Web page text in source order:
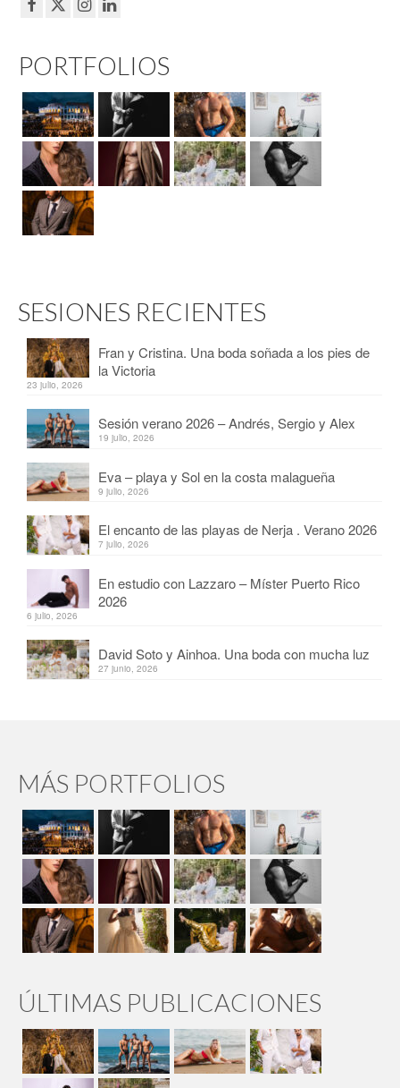
PORTFOLIOS
SESIONES RECIENTES
Fran y Cristina. Una boda soñada a los pies de
la Victoria
23 julio, 2026
Sesión verano 2026 – Andrés, Sergio y Alex
19 julio, 2026
Eva – playa y Sol en la costa malagueña
9 julio, 2026
El encanto de las playas de Nerja . Verano 2026
7 julio, 2026
En estudio con Lazzaro – Míster Puerto Rico
2026
6 julio, 2026
David Soto y Ainhoa. Una boda con mucha luz
27 junio, 2026
MÁS PORTFOLIOS
ÚLTIMAS PUBLICACIONES